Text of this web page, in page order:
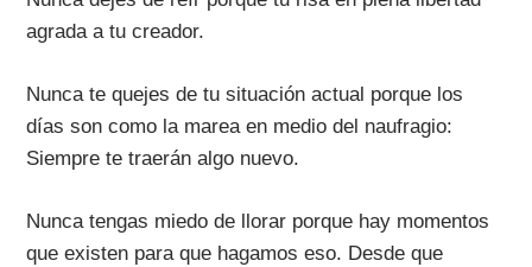
agrada a tu creador.
Nunca te quejes de tu situación actual porque los
días son como la marea en medio del naufragio:
Siempre te traerán algo nuevo.
Nunca tengas miedo de llorar porque hay momentos
que existen para que hagamos eso. Desde que